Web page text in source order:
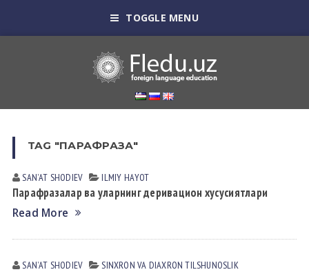
TOGGLE MENU
TAG "ПАРАФРАЗА"
SANʼAT SHODIEV ILMIY HАYOT
Парафразалар ва уларнинг деривацион хусусиятлари
Read More
SANʼAT SHODIEV SINXRON VА DIАXRON TILSHUNOSLIK